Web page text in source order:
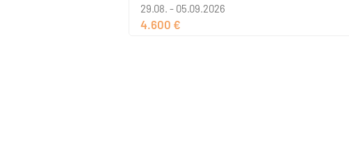
29.08. - 05.09.2026
4.600 €